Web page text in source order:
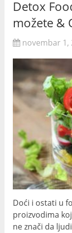
Detox
možete &
novembar 1,
Doći i ostati u
proizvodima
ne znači da